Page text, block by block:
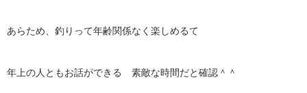
あらため、釣りって年齢関係なく楽しめるて
年上の人ともお話ができる 素敵な時間だと確認＾＾